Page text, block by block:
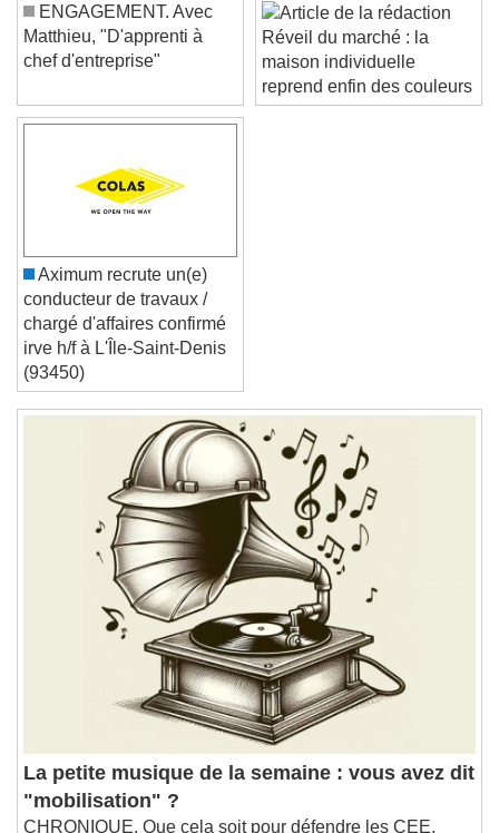
Color Opacity
Font Size
Text Edge Style
Font Family
Reset
Done
Close Modal Dialog
End of dialog window.
ENGAGEMENT. Avec
Matthieu, "D'apprenti à
Réveil du marché : la
maison individuelle
reprend enfin des couleurs
Aximum recrute un(e)
conducteur de travaux /
chargé d'affaires confirmé
irve h/f à L'Île-Saint-Denis
(93450)
La petite musique de la semaine : vous avez dit
"mobilisation" ?